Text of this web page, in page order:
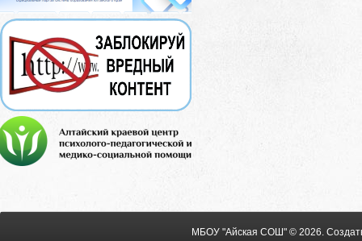
МБОУ "Айская СОШ" © 2026.